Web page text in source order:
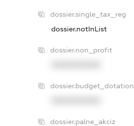
dossier.single_tax_reg
dossier.notInList
dossier.non_profit
dossier.budget_dotation
dossier.palne_akciz